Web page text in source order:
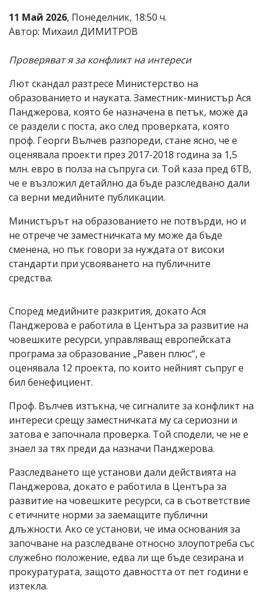
откриете
обиден
за
коментар,
сигнализирайте
11 Май 2026, Понеделник, 18:50 ч.
Автор: Михаил ДИМИТРОВ
Проверяват я за конфликт на интереси
Лют скандал разтресе Министерство на
образованието и науката. Заместник-министър Ася
Панджерова, която бе назначена в петък, може да
се раздели с поста, ако след проверката, която
проф. Георги Вълчев разпореди, стане ясно, че е
оценявала проекти през 2017-2018 година за 1,5
млн. евро в полза на съпруга си. Той каза пред бТВ,
че е възложил детайлно да бъде разследвано дали
са верни медийните публикации.
Министърът на образованието не потвърди, но и
не отрече че заместничката му може да бъде
сменена, но пък говори за нуждата от високи
стандарти при усвояването на публичните
средства.
Според медийните разкрития, докато Ася
Панджерова е работила в Центъра за развитие на
човешките ресурси, управляващ европейската
програма за образование „Равен плюс“, е
оценявала 12 проекта, по които нейният съпруг е
бил бенефициент.
Проф. Вълчев изтъкна, че сигналите за конфликт на
интереси срещу заместничката му са сериозни и
затова е започнала проверка. Той сподели, че не е
знаел за тях преди да назначи Панджерова.
Разследването ще установи дали действията на
Панджерова, докато е работила в Центъра за
развитие на човешките ресурси, са в съответствие
с етичните норми за заемащите публични
длъжности. Ако се установи, че има основания за
започване на разследване относно злоупотреба със
служебно положение, едва ли ще бъде сезирана и
прокуратурата, защото давността от пет години е
изтекла.